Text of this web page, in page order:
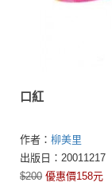
口紅
作者： 柳美里
出版日：20011217
$200 優惠價158元